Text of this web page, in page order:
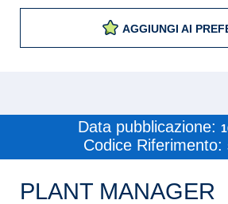
AGGIUNGI AI
Data pubblicazione:
Codice Riferimento:
PLANT MANAGER